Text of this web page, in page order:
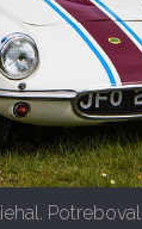
Potreboval